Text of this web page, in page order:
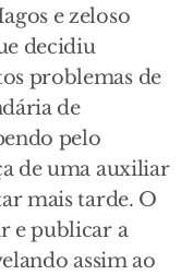
e zeloso
decidiu
problemas de
de
pelo
de uma auxiliar
mais tarde. O
e publicar a
assim ao